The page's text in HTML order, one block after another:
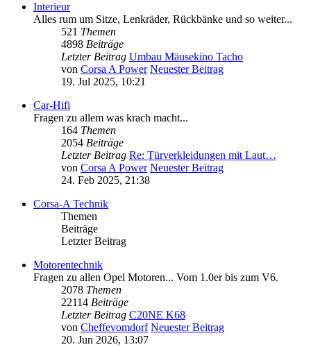
Interieur
Alles rum um Sitze, Lenkräder, Rückbänke und so weiter...
521 Themen
4898 Beiträge
Letzter Beitrag Umbau Mäusekino Tacho
von Corsa A Power Neuester Beitrag
19. Jul 2025, 10:21
Car-Hifi
Fragen zu allem was krach macht...
164 Themen
2054 Beiträge
Letzter Beitrag Re: Türverkleidungen mit Laut…
von Corsa A Power Neuester Beitrag
24. Feb 2025, 21:38
Corsa-A Technik
Themen
Beiträge
Letzter Beitrag
Motorentechnik
Fragen zu allen Opel Motoren... Vom 1.0er bis zum V6.
2078 Themen
22114 Beiträge
Letzter Beitrag C20NE K68
von Cheffevomdorf Neuester Beitrag
20. Jun 2026, 13:07